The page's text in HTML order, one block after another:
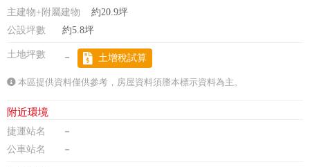
主建物+附屬建物
約20.9坪
公設坪數
約5.8坪
土地坪數 － 土增稅試算
本區提供資料僅供參考，房屋資料須謄本標示資料為主。
附近環境
捷運站名
－
公車站名
－